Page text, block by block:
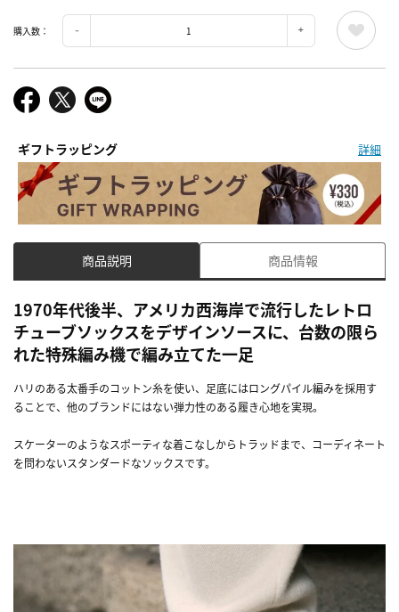
購入数：
ギフトラッピング 詳細
商品説明 商品情報
1970年代後半、アメリカ西海岸で流行したレトロ
チューブソックスをデザインソースに、台数の限ら
れた特殊編み機で編み立てた一足
ハリのある太番手のコットン糸を使い、足底にはロングパイル編みを採用す
ることで、他のブランドにはない弾力性のある履き心地を実現。
スケーターのようなスポーティな着こなしからトラッドまで、コーディネート
を問わないスタンダードなソックスです。